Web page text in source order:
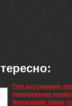
Про анулювання
провадження
фондовому ринку,